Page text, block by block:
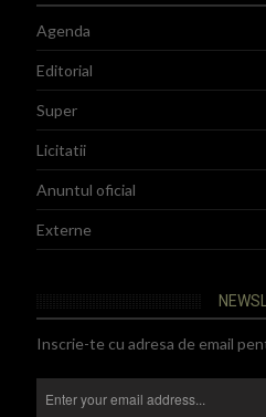
Agenda
Editorial
Super
Licitatii
Anuntul oficial
Externe
Inscrie-te cu adresa de email